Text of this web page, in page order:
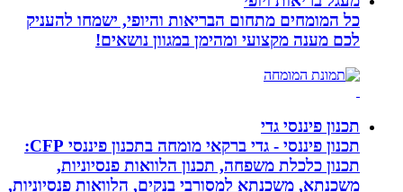
כל המומחים מתחום הבריאות והיופי, ישמחו להעניק
לכם מענה מקצועי ומהימן במגוון נושאים!
תכנון פיננסי גדי
תכנון פיננסי - גדי ברקאי מומחה בתכנון פיננסי CFP:
תכנון כלכלת משפחה, תכנון הלוואות פנסיוניות,
משכנתא, משכנתא למסורבי בנקים, הלוואות פנסיוניות,